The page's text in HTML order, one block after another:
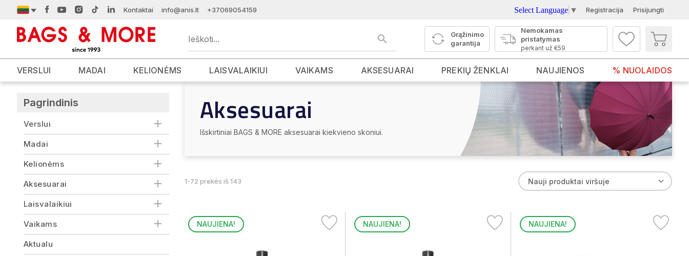
Kontaktai info@anis.lt +37069054159 Select Language ▼ Registracija Prisijungti
Grąžinimo
garantija
Nemokamas
pristatymas
perkant už €59
VERSLUI MADAI KELIONĖMS LAISVALAIKIUI VAIKAMS AKSESUARAI PREKIŲ ŽENKLAI NAUJIENOS % NUOLAIDOS
Pagrindinis
Verslui
Madai
Kelionėms
Aksesuarai
Laisvalaikiui
Vaikams
Aktualu
Aksesuarai
Išskirtiniai BAGS & MORE aksesuarai kiekvieno skoniui.
1-72 prekės iš 143 Nauji produktai viršuje
NAUJIENA! NAUJIENA! NAUJIENA!